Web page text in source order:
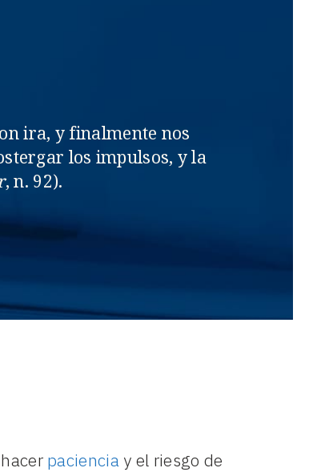
ira, y finalmente nos
los impulsos, y la
, n. 92).
pacienciay el riesgo de